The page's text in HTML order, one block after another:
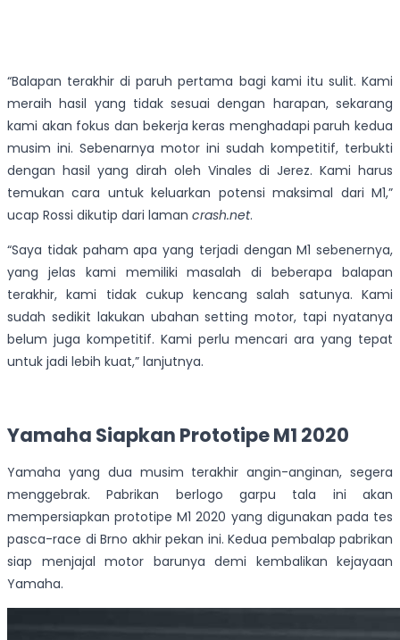
“Balapan terakhir di paruh pertama bagi kami itu sulit. Kami
meraih hasil yang tidak sesuai dengan harapan, sekarang
kami akan fokus dan bekerja keras menghadapi paruh kedua
musim ini. Sebenarnya motor ini sudah kompetitif, terbukti
dengan hasil yang dirah oleh Vinales di Jerez. Kami harus
temukan cara untuk keluarkan potensi maksimal dari M1,”
ucap Rossi dikutip dari laman crash.net.
“Saya tidak paham apa yang terjadi dengan M1 sebenernya,
yang jelas kami memiliki masalah di beberapa balapan
terakhir, kami tidak cukup kencang salah satunya. Kami
sudah sedikit lakukan ubahan setting motor, tapi nyatanya
belum juga kompetitif. Kami perlu mencari ara yang tepat
untuk jadi lebih kuat,” lanjutnya.
Yamaha Siapkan Prototipe M1 2020
Yamaha yang dua musim terakhir angin-anginan, segera
menggebrak. Pabrikan berlogo garpu tala ini akan
mempersiapkan prototipe M1 2020 yang digunakan pada tes
pasca-race di Brno akhir pekan ini. Kedua pembalap pabrikan
siap menjajal motor barunya demi kembalikan kejayaan
Yamaha.